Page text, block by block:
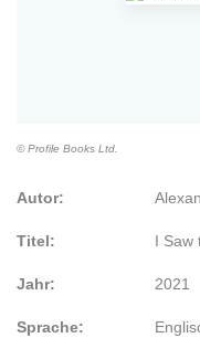
© Profile Books Ltd.
Autor:
Titel: I Saw
Jahr: 2021
Sprache: